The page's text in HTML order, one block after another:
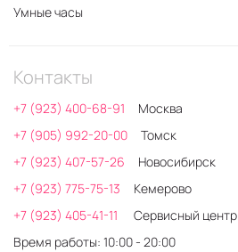
Умные часы
Контакты
+7 (923) 400-68-91
Москва
+7 (905) 992-20-00
Томск
+7 (923) 407-57-26
Новосибирск
+7 (923) 775-75-13
Кемерово
+7 (923) 405-41-11
Сервисный центр
Время работы: 10:00 - 20:00